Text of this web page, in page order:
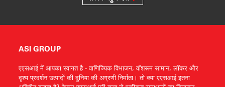
ASI GROUP
एएसआई में आपका स्वागत है - वाणिज्यिक विभाजन, वॉशरूम सामान, लॉकर और
दृश्य प्रदर्शन उत्पादों की दुनिया की अग्रणी निर्माता। तो क्या एएसआई इतना